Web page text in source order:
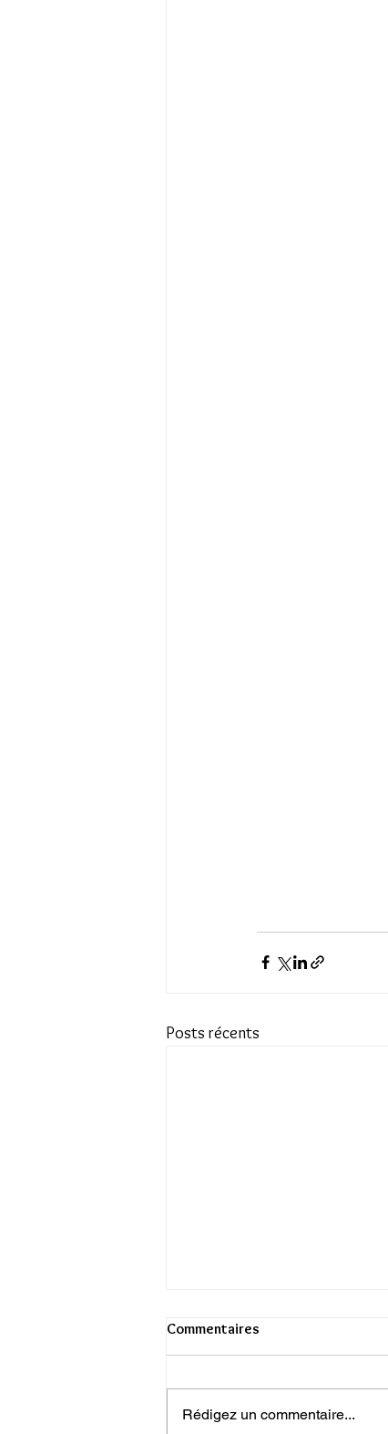
Posts récents
Commentaires
Rédigez un commentaire...